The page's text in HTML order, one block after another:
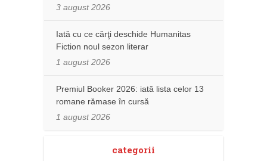
3 august 2026
Iată cu ce cărţi deschide Humanitas
Fiction noul sezon literar
1 august 2026
Premiul Booker 2026: iată lista celor 13
romane rămase în cursă
1 august 2026
categorii